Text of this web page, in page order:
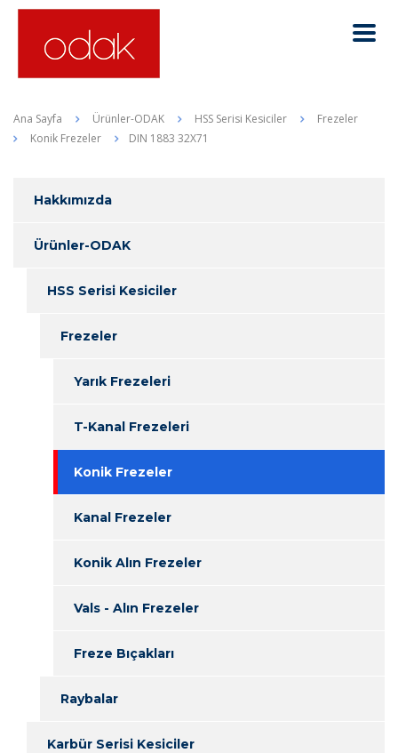
Ana Sayfa Ürünler-ODAK HSS Serisi Kesiciler
Frezeler
Konik Frezeler
DIN 1883 32X71
Hakkımızda
Ürünler-ODAK
HSS Serisi Kesiciler
Frezeler
Yarık Frezeleri
T-Kanal Frezeleri
Konik Frezeler
Kanal Frezeler
Konik Alın Frezeler
Vals - Alın Frezeler
Freze Bıçakları
Raybalar
Karbür Serisi Kesiciler